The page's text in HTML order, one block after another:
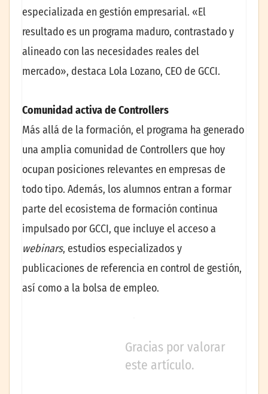
especializada en gestión empresarial. «El
resultado es un programa maduro, contrastado y
alineado con las necesidades reales del
mercado», destaca Lola Lozano, CEO de GCCI.
Comunidad activa de Controllers
Más allá de la formación, el programa ha generado
una amplia comunidad de Controllers que hoy
ocupan posiciones relevantes en empresas de
todo tipo. Además, los alumnos entran a formar
parte del ecosistema de formación continua
impulsado por GCCI, que incluye el acceso a
webinars, estudios especializados y
publicaciones de referencia en control de gestión,
así como a la bolsa de empleo.
Gracias por valorar
este artículo.